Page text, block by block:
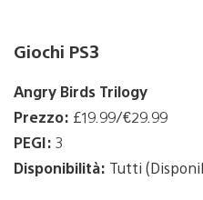
Giochi PS3
Angry Birds Trilogy
Prezzo: £19.99/€29.99
PEGI: 3
Disponibilità: Tutti